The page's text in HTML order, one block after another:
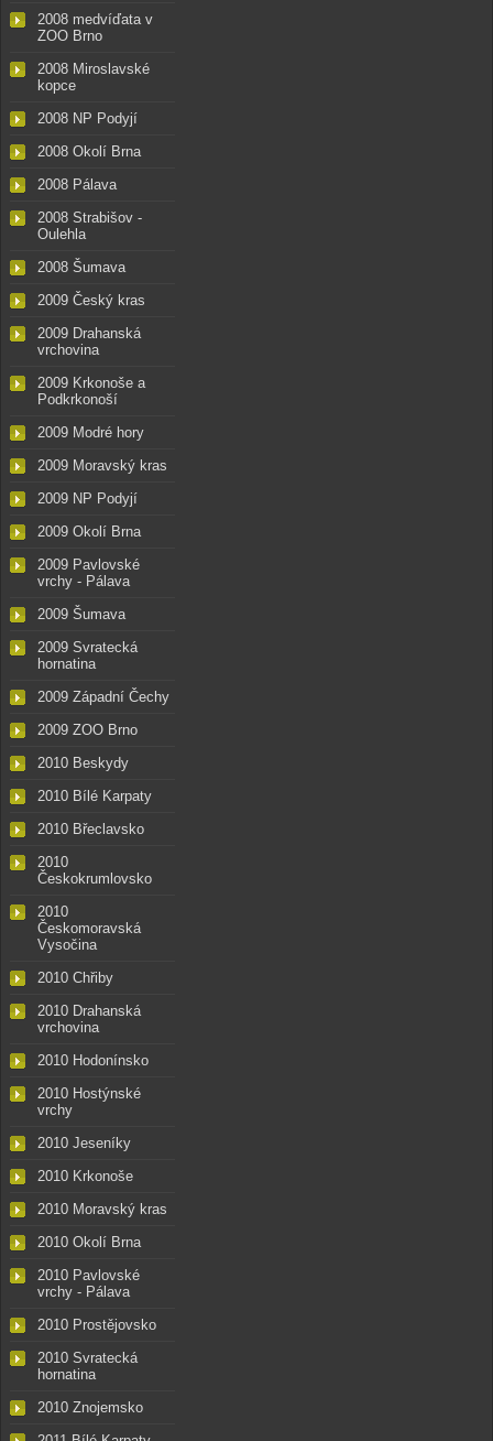
2008 medvíďata v
ZOO Brno
2008 Miroslavské
kopce
2008 NP Podyjí
2008 Okolí Brna
2008 Pálava
2008 Strabišov -
Oulehla
2008 Šumava
2009 Český kras
2009 Drahanská
vrchovina
2009 Krkonoše a
Podkrkonoší
2009 Modré hory
2009 Moravský kras
2009 NP Podyjí
2009 Okolí Brna
2009 Pavlovské
vrchy - Pálava
2009 Šumava
2009 Svratecká
hornatina
2009 Západní Čechy
2009 ZOO Brno
2010 Beskydy
2010 Bílé Karpaty
2010 Břeclavsko
2010
Českokrumlovsko
2010
Českomoravská
Vysočina
2010 Chřiby
2010 Drahanská
vrchovina
2010 Hodonínsko
2010 Hostýnské
vrchy
2010 Jeseníky
2010 Krkonoše
2010 Moravský kras
2010 Okolí Brna
2010 Pavlovské
vrchy - Pálava
2010 Prostějovsko
2010 Svratecká
hornatina
2010 Znojemsko